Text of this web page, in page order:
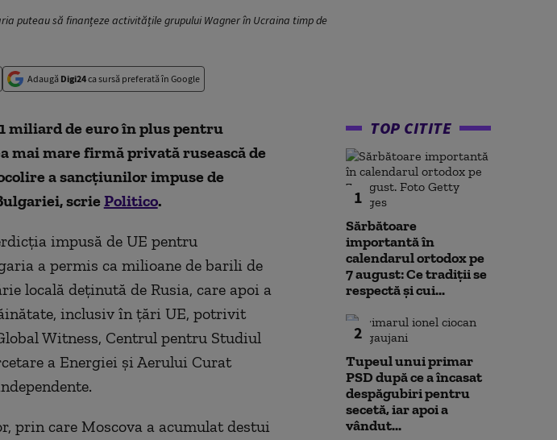
puteau să finanțeze activitățile grupului Wagner în Ucraina timp de
Adaugă Digi24ca sursă preferată în Google
miliard de euro în plus pentru
mai mare firmă privată rusească de
a sancțiunilor impuse de
scrie Politico.
impusă de UE pentru
a permis ca milioane de barili de
locală deținută de Rusia, care apoi a
inclusiv în țări UE, potrivit
Witness, Centrul pentru Studiul
a Energiei și Aerului Curat
prin care Moscova a acumulat destui
TOP CITITE
1
Sărbătoare
importantă în
calendarul ortodox pe
7 august: Ce tradiții se
respectă și cui...
2
Tupeul unui primar
PSD după ce a încasat
despăgubiri pentru
secetă, iar apoi a
vândut...